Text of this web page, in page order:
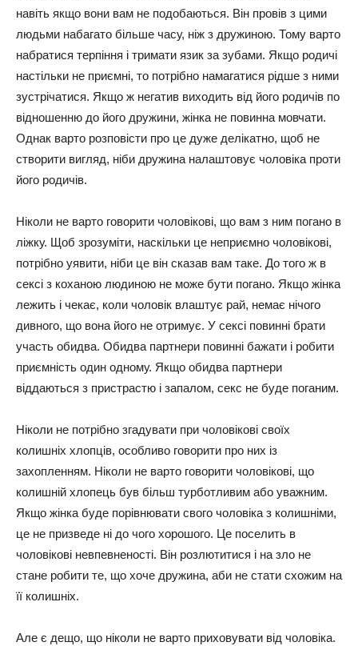
навіть якщо вони вам не подобаються. Він провів з цими
людьми набагато більше часу, ніж з дружиною. Тому варто
набратися терпіння і тримати язик за зубами. Якщо родичі
настільки не приємні, то потрібно намагатися рідше з ними
зустрічатися. Якщо ж негатив виходить від його родичів по
відношенню до його дружини, жінка не повинна мовчати.
Однак варто розповісти про це дуже делікатно, щоб не
створити вигляд, ніби дружина налаштовує чоловіка проти
його родичів.
Ніколи не варто говорити чоловікові, що вам з ним погано в
ліжку. Щоб зрозуміти, наскільки це неприємно чоловікові,
потрібно уявити, ніби це він сказав вам таке. До того ж в
сексі з коханою людиною не може бути погано. Якщо жінка
лежить і чекає, коли чоловік влаштує рай, немає нічого
дивного, що вона його не отримує. У сексі повинні брати
участь обидва. Обидва партнери повинні бажати і робити
приємність один одному. Якщо обидва партнери
віддаються з пристрастю і запалом, секс не буде поганим.
Ніколи не потрібно згадувати при чоловікові своїх
колишніх хлопців, особливо говорити про них із
захопленням. Ніколи не варто говорити чоловікові, що
колишній хлопець був більш турботливим або уважним.
Якщо жінка буде порівнювати свого чоловіка з колишніми,
це не призведе ні до чого хорошого. Це поселить в
чоловікові невпевненості. Він розлютитися і на зло не
стане робити те, що хоче дружина, аби не стати схожим на
її колишніх.
Але є дещо, що ніколи не варто приховувати від чоловіка.